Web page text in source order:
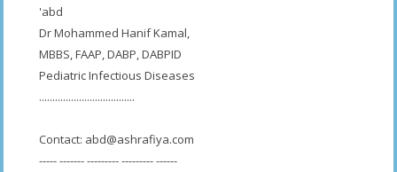
'abd
Dr Mohammed Hanif Kamal,
MBBS, FAAP, DABP, DABPID
Pediatric Infectious Diseases
....................................
Contact: abd@ashrafiya.com
----- ------- --------- --------- ------